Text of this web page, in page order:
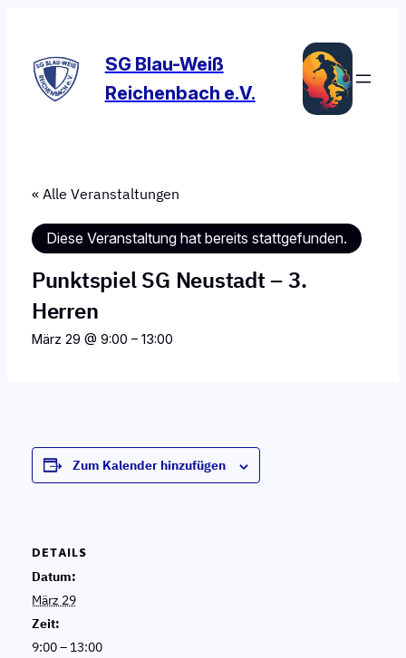
SG Blau-Weiß
Reichenbach e.V.
« Alle Veranstaltungen
Diese Veranstaltung hat bereits stattgefunden.
Punktspiel SG Neustadt – 3.
Herren
März 29 @ 9:00 – 13:00
Zum Kalender hinzufügen
DETAILS
Datum:
März 29
Zeit:
9:00 – 13:00